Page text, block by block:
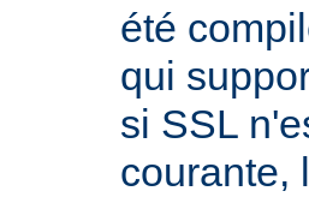
été
qui
si SSL
courante,